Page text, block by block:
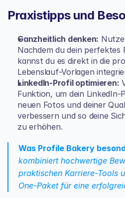
Praxistipps und
Ganzheitlich denken:
Nachdem du dein perfektes
kannst du es direkt in die
Lebenslauf-Vorlagen
LinkedIn-Profil optimieren:
Funktion, um dein LinkedIn-
neuen Fotos und deiner
verbessern und so deine
zu erhöhen.
Was Profile Bakery
kombiniert hochwertige
praktischen Karriere-Tools
One-Paket für eine